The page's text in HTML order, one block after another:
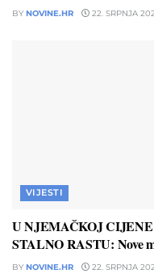
BY NOVINE.HR 22. SRPNJA
VIJESTI
U NJEMAČKOJ
STALNO RASTU: Nove
BY NOVINE.HR 22. SRPNJA